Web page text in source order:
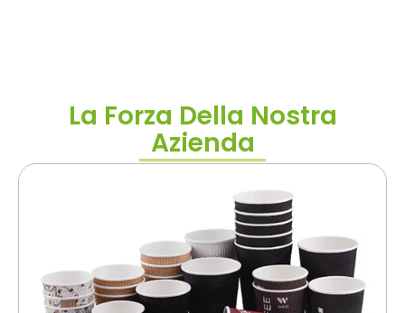
La Forza Della Nostra
Azienda